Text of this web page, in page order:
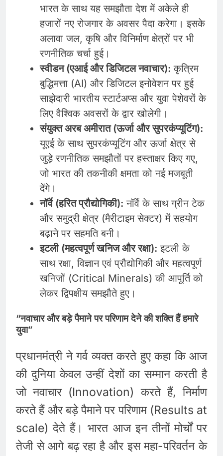
भारत के साथ यह समझौता देश में अकेले ही
हजारों नए रोजगार के अवसर पैदा करेगा। इसके
अलावा जल, कृषि और विनिर्माण क्षेत्रों पर भी
रणनीतिक चर्चा हुई।
स्वीडन (एआई और डिजिटल नवाचार): कृत्रिम
बुद्धिमत्ता (AI) और डिजिटल इनोवेशन पर हुई
साझेदारी भारतीय स्टार्टअप्स और युवा पेशेवरों के
लिए वैश्विक अवसरों के द्वार खोलेगी।
संयुक्त अरब अमीरात (ऊर्जा और सुपरकंप्यूटिंग):
यूएई के साथ सुपरकंप्यूटिंग और ऊर्जा क्षेत्र से
जुड़े रणनीतिक समझौतों पर हस्ताक्षर किए गए,
जो भारत की तकनीकी क्षमता को नई मजबूती
देंगे।
नॉर्वे (हरित प्रौद्योगिकी): नॉर्वे के साथ ग्रीन टेक
और समुद्री क्षेत्र (मैरीटाइम सेक्टर) में सहयोग
बढ़ाने पर सहमति बनी।
इटली (महत्वपूर्ण खनिज और रक्षा): इटली के
साथ रक्षा, विज्ञान एवं प्रौद्योगिकी और महत्वपूर्ण
खनिजों (Critical Minerals) की आपूर्ति को
लेकर द्विपक्षीय समझौते हुए।
“नवाचार और बड़े पैमाने पर परिणाम देने की शक्ति हैं हमारे
युवा”
प्रधानमंत्री ने गर्व व्यक्त करते हुए कहा कि आज
की दुनिया केवल उन्हीं देशों का सम्मान करती है
जो नवाचार (Innovation) करते हैं, निर्माण
करते हैं और बड़े पैमाने पर परिणाम (Results at
scale) देते हैं। भारत आज इन तीनों मोर्चों पर
तेजी से आगे बढ़ रहा है और इस महा-परिवर्तन के